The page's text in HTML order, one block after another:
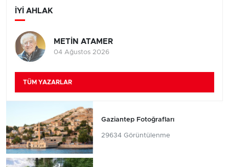
İYİ AHLAK
METİN ATAMER
04 Ağustos 2026
TÜM YAZARLAR
Gaziantep Fotoğrafları
29634 Görüntülenme